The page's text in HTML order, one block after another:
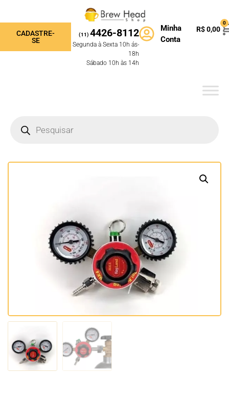
CADASTRE-
SE
(11) 4426-8112
Segunda à Sexta 10h ás-
18h
Sábado 10h às 14h
Minha
Conta
R$0,00
0